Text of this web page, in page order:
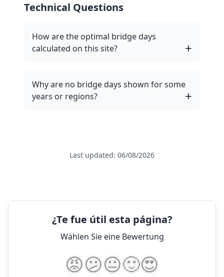
Technical Questions
How are the optimal bridge days
calculated on this site?
Why are no bridge days shown for some
years or regions?
Last updated: 06/08/2026
¿Te fue útil esta página?
Wählen Sie eine Bewertung
😡😕😐🙂😍